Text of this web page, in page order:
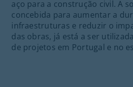
aço para a construção civil. A
concebida para aumentar a
infraestruturas e reduzir o
das obras, já está a ser
de projetos em Portugal e no